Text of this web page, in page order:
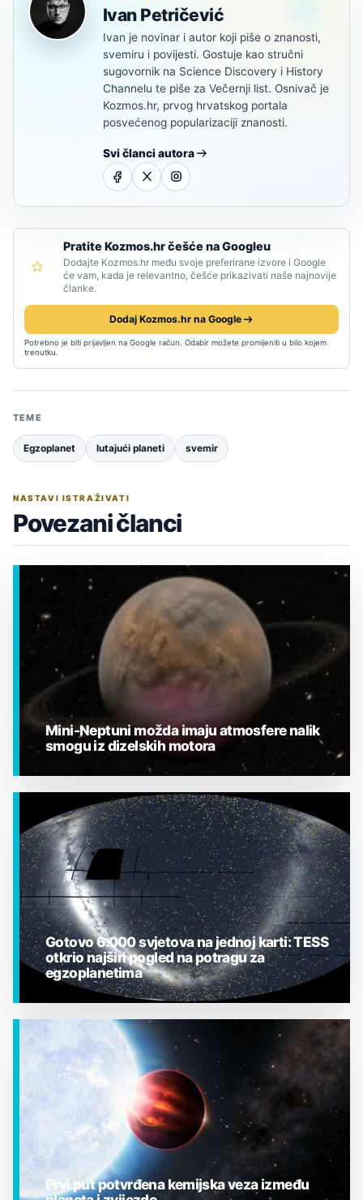
Ivan Petričević
Ivan je novinar i autor koji piše o znanosti,
svemiru i povijesti. Gostuje kao stručni
sugovornik na Science Discovery i History
Channelu te piše za Večernji list. Osnivač je
Kozmos.hr, prvog hrvatskog portala
posvećenog popularizaciji znanosti.
Svi članci autora
Pratite Kozmos.hr češće na Googleu
Dodajte Kozmos.hr među svoje preferirane izvore i Google
će vam, kada je relevantno, češće prikazivati naše najnovije
članke.
Dodaj Kozmos.hr na Google
Potrebno je biti prijavljen na Google račun. Odabir možete promijeniti u bilo kojem
trenutku.
TEME
Egzoplanet lutajući planeti svemir
NASTAVI ISTRAŽIVATI
Povezani članci
EGZOPLANETI
Mini-Neptuni možda imaju atmosfere nalik
smogu iz dizelskih motora
EGZOPLANETI
Gotovo 6.000 svjetova na jednoj karti: TESS
otkrio najširi pogled na potragu za
egzoplanetima
Prvi put potvrđena kemijska veza između